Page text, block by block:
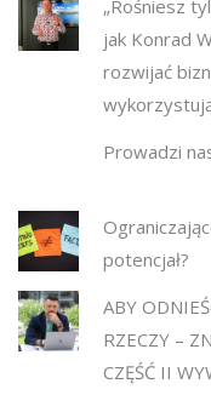
„Rośniesz
jak Konrad
rozwijać
Prowadzi
potencjał?
ABY
RZECZY –
CZĘŚĆ II